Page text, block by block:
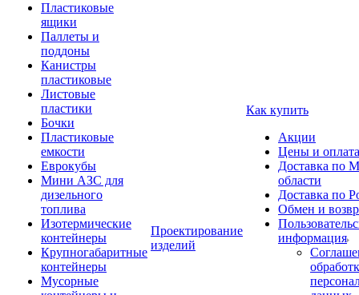
Пластиковые
ящики
Паллеты и
поддоны
Канистры
пластиковые
Листовые
пластики
Бочки
Пластиковые
емкости
Еврокубы
Мини АЗС для
дизельного
топлива
Изотермические
контейнеры
Крупногабаритные
контейнеры
Мусорные
Проектирование
изделий
Как купить
Акции
Цены и оплата
Доставка по
области
Доставка по
Обмен и
информация